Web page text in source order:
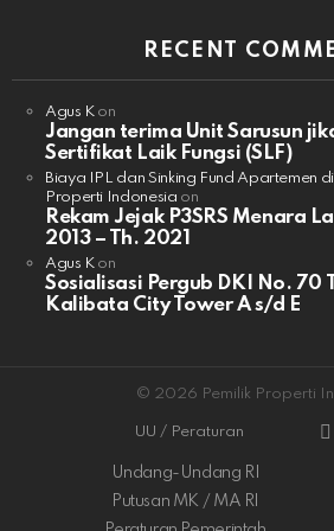
RECENT
Agus Kon
Jangan terima Unit Sarusun
Sertifikat Laik Fungsi (SLF)
Biaya IPL dan Sinking Fund Apartemen
Properti Indonesia on
Rekam Jejak P3SRS Menara
2013 – Th. 2021
Agus Kon
Sosialisasi Pergub DKI No. 70
Kalibata City Tower A s/d E
© 2026 Pemilik Properti
UU / Peraturan
Undang-Undang RI
Putusan MK / MA RI